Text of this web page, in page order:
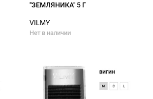
"ЗЕМЛЯНИКА" 5 Г
VILMY
Нет в наличии